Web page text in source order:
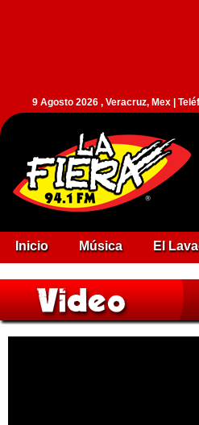
9 Agosto 2026 , Veracruz, Mex |
Inicio Música El